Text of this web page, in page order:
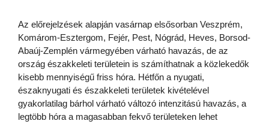
Az előrejelzések alapján vasárnap elsősorban Veszprém,
Komárom-Esztergom, Fejér, Pest, Nógrád, Heves, Borsod-
Abaúj-Zemplén vármegyében várható havazás, de az
ország északkeleti területein is számíthatnak a közlekedők
kisebb mennyiségű friss hóra. Hétfőn a nyugati,
északnyugati és északkeleti területek kivételével
gyakorlatilag bárhol várható változó intenzitású havazás, a
legtöbb hóra a magasabban fekvő területeken lehet